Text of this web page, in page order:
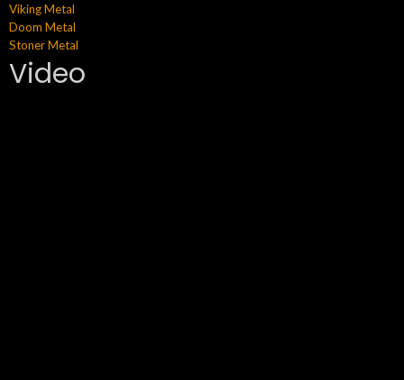
Viking Metal
Doom Metal
Stoner Metal
Video